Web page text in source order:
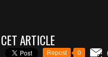
ARTICLE
Repost 0